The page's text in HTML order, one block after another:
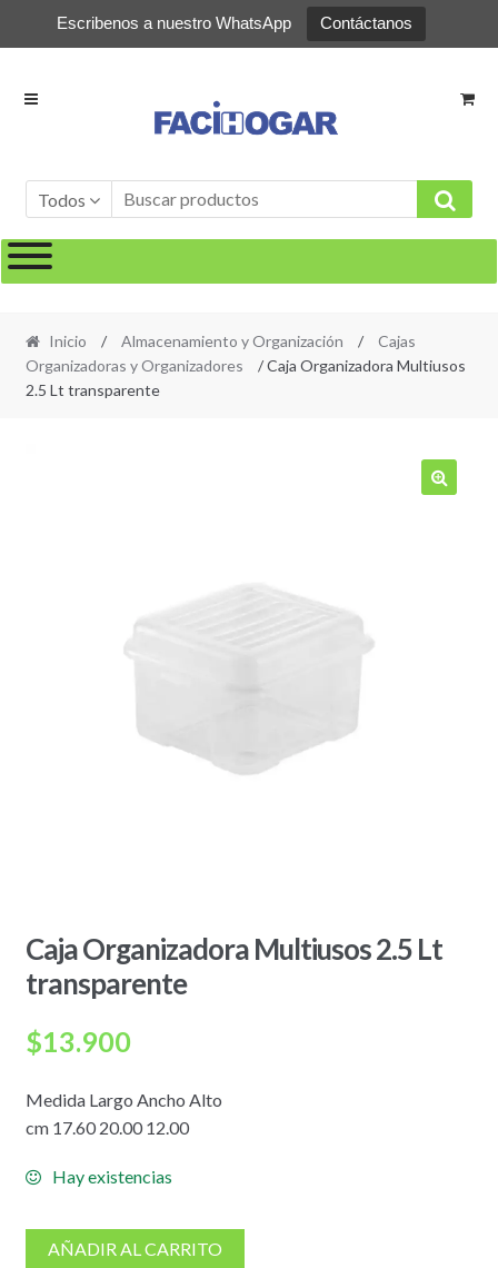
Escribenos a nuestro WhatsApp Contáctanos
Ir
Ir
Todos
Inicio / Almacenamiento y Organización /
Cajas
Organizadoras y Organizadores
/ Caja Organizadora Multiusos
2.5 Lt transparente
Caja Organizadora Multiusos 2.5 Lt
transparente
$13.900
Medida Largo Ancho Alto
cm 17.60 20.00 12.00
Hay existencias
AÑADIR AL CARRITO